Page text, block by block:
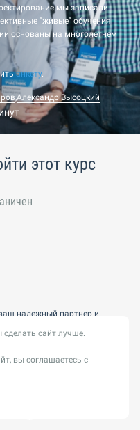
мы записали
"живые" обучения
основаны на многолетнем
анкету.
,Александр Высоцкий
этот курс
надежный партнер и
и оптимизируем
обработки персональных
сайт лучше.
вы соглашаетесь с